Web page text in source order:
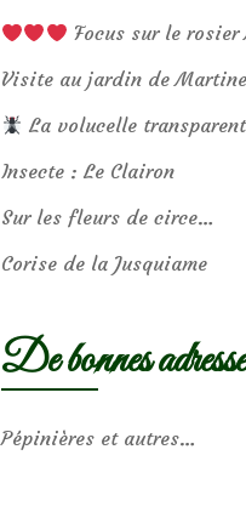
Focus sur le
Visite au jardin de
La volucelle
Insecte : Le Clairon
Sur les fleurs de circe…
Corise de la Jusquiame
De bonnes
Pépinières et autres…